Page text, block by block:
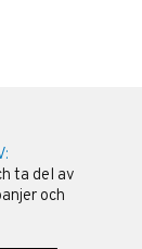
ta del av
och